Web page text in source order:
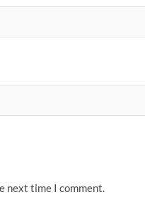
next time I comment.